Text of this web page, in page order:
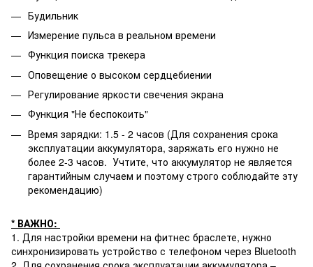
Будильник
Измерение пульса в реальном времени
Функция поиска трекера
Оповещение о высоком сердцебиении
Регулирование яркости свечения экрана
Функция "Не беспокоить"
Время зарядки: 1.5 - 2 часов (Для сохранения срока
эксплуатации аккумулятора, заряжать его нужно не
более 2-3 часов. Учтите, что аккумулятор не является
гарантийным случаем и поэтому строго соблюдайте эту
рекомендацию)
* ВАЖНО:
1. Для настройки времени на фитнес браслете, нужно
синхронизировать устройство с телефоном через Bluetooth